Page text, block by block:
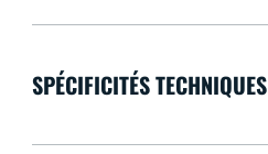
SPÉCIFICITÉS TECHNIQUES